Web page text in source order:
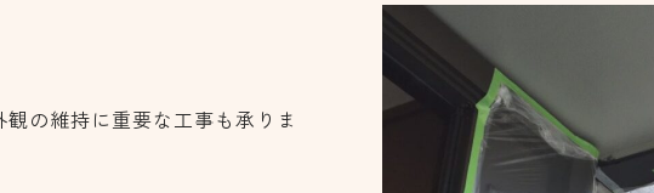
の維持に重要な工事も承りま